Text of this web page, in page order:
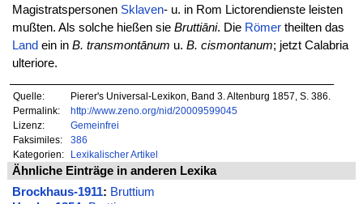
Magistratspersonen Sklaven- u. in Rom Lictorendienste leisten
mußten. Als solche hießen sie Bruttiāni. Die Römertheilten das
Land ein in B. transmontānum u. B. cismontanum; jetzt Calabria
ulteriore.
Quelle:
Pierer's Universal-Lexikon, Band 3. Altenburg 1857, S. 386.
Permalink:
http://www.zeno.org/nid/20009599045
Lizenz:
Gemeinfrei
Faksimiles:
386
Kategorien:
Lexikalischer Artikel
Ähnliche Einträge in anderen Lexika
Brockhaus-1911: Bruttium